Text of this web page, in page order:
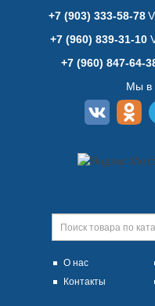
+7 (903) 333-58-78
+7 (960) 839-31-10
+7 (960) 847-64-
Мы в
О нас
Контакты